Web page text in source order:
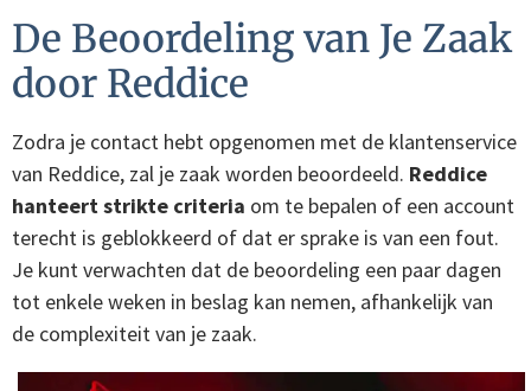
De Beoordeling van Je Zaak
door Reddice
Zodra je contact hebt opgenomen met de klantenservice
van Reddice, zal je zaak worden beoordeeld. Reddice
hanteert strikte criteria om te bepalen of een account
terecht is geblokkeerd of dat er sprake is van een fout.
Je kunt verwachten dat de beoordeling een paar dagen
tot enkele weken in beslag kan nemen, afhankelijk van
de complexiteit van je zaak.